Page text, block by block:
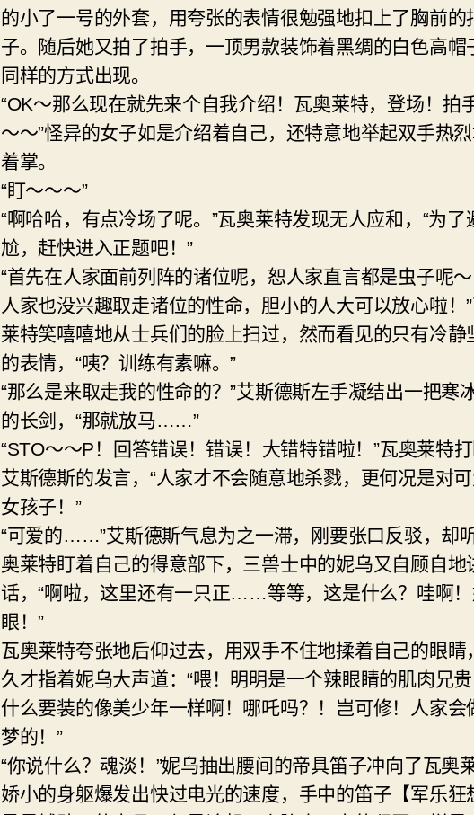
的小了一号的外套，用夸张的表情很勉强地扣上了胸前的
子。随后她又拍了拍手，一顶男款装饰着黑绸的白色高帽
同样的方式出现。
“OK～那么现在就先来个自我介绍！瓦奥莱特，登场！拍
～～”怪异的女子如是介绍着自己，还特意地举起双手热
着掌。
“盯～～～”
“啊哈哈，有点冷场了呢。”瓦奥莱特发现无人应和，“为了
尬，赶快进入正题吧！”
“首先在人家面前列阵的诸位呢，恕人家直言都是虫子呢
人家也没兴趣取走诸位的性命，胆小的人大可以放心啦！
莱特笑嘻嘻地从士兵们的脸上扫过，然而看见的只有冷静
的表情，“咦？训练有素嘛。”
“那么是来取走我的性命的？”艾斯德斯左手凝结出一把寒
的长剑，“那就放马……”
“STO～～P！回答错误！错误！大错特错啦！”瓦奥莱特
艾斯德斯的发言，“人家才不会随意地杀戮，更何况是对
女孩子！”
“可爱的……”艾斯德斯气息为之一滞，刚要张口反驳，却
奥莱特盯着自己的得意部下，三兽士中的妮乌又自顾自地
话，“啊啦，这里还有一只正……等等，这是什么？哇啊
眼！”
瓦奥莱特夸张地后仰过去，用双手不住地揉着自己的眼睛
久才指着妮乌大声道：“喂！明明是一个辣眼睛的肌肉兄
什么要装的像美少年一样啊！哪吒吗？！岂可修！人家会
梦的！”
“你说什么？魂淡！”妮乌抽出腰间的帝具笛子冲向了瓦奥莱
娇小的身躯爆发出快过电光的速度，手中的笛子【军乐狂